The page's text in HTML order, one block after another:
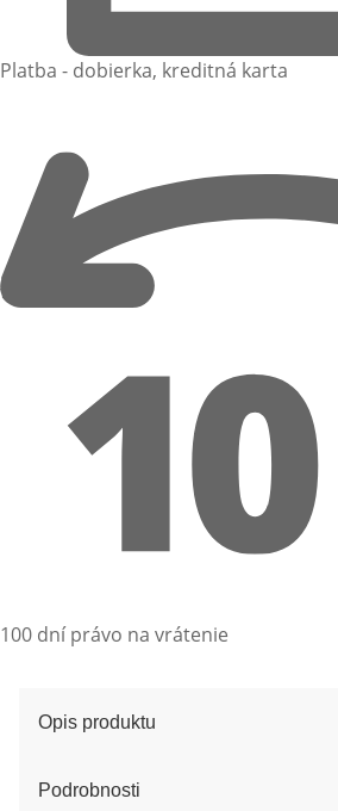
Platba - dobierka, kreditná karta
100 dní právo na vrátenie
Opis produktu
Podrobnosti